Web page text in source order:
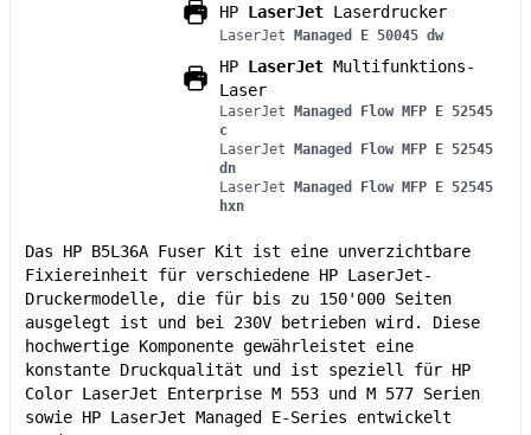
HP LaserJet Laserdrucker
LaserJet Managed E 50045 dw
HP LaserJet Multifunktions-
Laser
LaserJet Managed Flow MFP E 52545
c
LaserJet Managed Flow MFP E 52545
dn
LaserJet Managed Flow MFP E 52545
hxn
Das HP B5L36A Fuser Kit ist eine unverzichtbare
Fixiereinheit für verschiedene HP LaserJet-
Druckermodelle, die für bis zu 150'000 Seiten
ausgelegt ist und bei 230V betrieben wird. Diese
hochwertige Komponente gewährleistet eine
konstante Druckqualität und ist speziell für HP
Color LaserJet Enterprise M 553 und M 577 Serien
sowie HP LaserJet Managed E-Series entwickelt